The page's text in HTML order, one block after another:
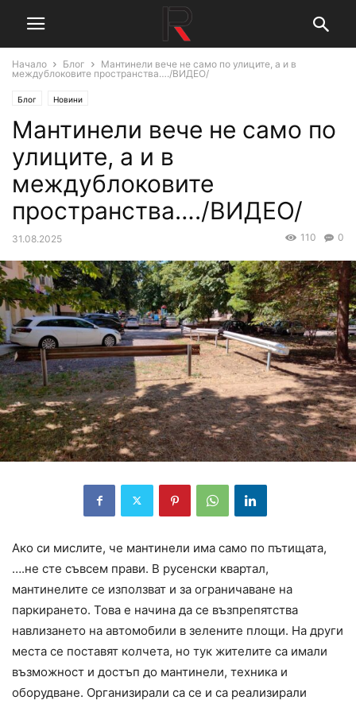
Начало Блог
Мантинели вече не само по улиците, а и в
междублоковите пространства…./ВИДЕО/
Блог Новини
Мантинели вече не само по
улиците, а и в
междублоковите
пространства…./ВИДЕО/
31.08.2025 0
110
Ако си мислите, че мантинели има само по пътищата,
….не сте съвсем прави. В русенски квартал,
мантинелите се използват и за ограничаване на
паркирането. Това е начина да се възпрепятства
навлизането на автомобили в зелените площи. На други
места се поставят колчета, но тук жителите са имали
възможност и достъп до мантинели, техника и
оборудване. Организирали са се и са реализирали